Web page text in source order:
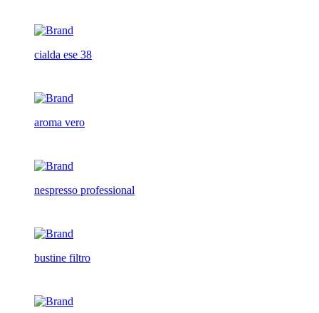
cialda ese 38
aroma vero
nespresso professional
bustine filtro